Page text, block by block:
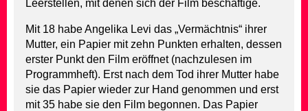
Leerstellen, mit denen sich der Film beschäftige.
Mit 18 habe Angelika Levi das „Vermächtnis“ ihrer
Mutter, ein Papier mit zehn Punkten erhalten, dessen
erster Punkt den Film eröffnet (nachzulesen im
Programmheft). Erst nach dem Tod ihrer Mutter habe
sie das Papier wieder zur Hand genommen und erst
mit 35 habe sie den Film begonnen. Das Papier